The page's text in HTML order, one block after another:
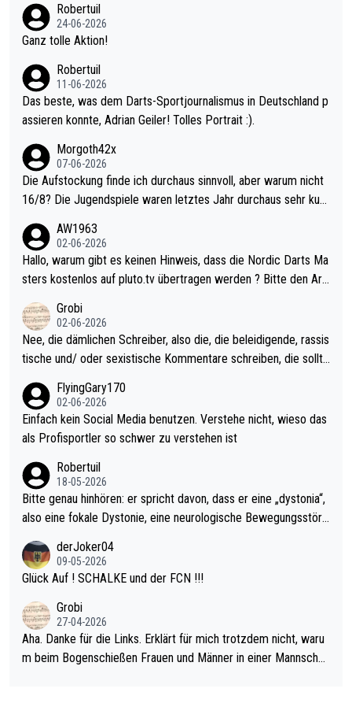
mal 40+ erst recht. Da gewinnst keinen Blumentopf - ist ja noc
h krasser wie ein Pokalspiel eines Kreisligisten vs einem Bund
Robertuil
24-06-2026
Ganz tolle Aktion!
Robertuil
11-06-2026
Das beste, was dem Darts-Sportjournalismus in Deutschland p
assieren konnte, Adrian Geiler! Tolles Portrait :).
Morgoth42x
07-06-2026
Die Aufstockung finde ich durchaus sinnvoll, aber warum nicht
16/8? Die Jugendspiele waren letztes Jahr durchaus sehr kurz
Allerdings ist Mitchell Lawrie als Nummer 1 der Welt eh qualifi
ziert. Somit ändert die automatische Qualifikation des Weltmei
sters erstmal nichts. Ich denke sie wollen damit für nächstes J
ohl wenig WDF Turniere spielen. Dies war bei Archie Self letzt
es Jahr der Fall. Er musste als amtierender Weltmeister durch
den Qualifier und ich glaube kaum, dass Mitchel sich das (in Ve
gas) antun würde, wenn er doch eigentlich die PDC-WM als Zi
el hat.
AW1963
02-06-2026
Hallo, warum gibt es keinen Hinweis, dass die Nordic Darts Ma
sters kostenlos auf pluto.tv übertragen werden ? Bitte den Arti
Grobi
02-06-2026
Nee, die dämlichen Schreiber, also die, die beleidigende, rassis
tische und/ oder sexistische Kommentare schreiben, die sollte
s Leben in den Griff kriegen. Nur eins wundert mich: Luke Little
r war doch neulich erst derjenige, der über Social Media GvV p
rovoziert hat. Und Littlers Mutter schießt öfters mal gegen Ric
FlyingGary170
02-06-2026
Einfach kein Social Media benutzen. Verstehe nicht, wieso das
als Profisportler so schwer zu verstehen ist
Robertuil
18-05-2026
Bitte genau hinhören: er spricht davon, dass er eine „dystonia“,
also eine fokale Dystonie, eine neurologische Bewegungsstöru
erden, im Arm hat. Und, dass Medikamente ihm helfen! Ich glau
be immer noch, dass sehr viele der Dartits-Fälle fälschlich psy
diese könnten teils wirksam behandelt werden! Dafür müsste
man nur zum Neurologen und nicht zum Mentaltrainer gehen…
derJoker04
09-05-2026
Glück Auf ! SCHALKE und der FCN !!!
Grobi
27-04-2026
Aha. Danke für die Links. Erklärt für mich trotzdem nicht, waru
m beim Bogenschießen Frauen und Männer in einer Mannschaf